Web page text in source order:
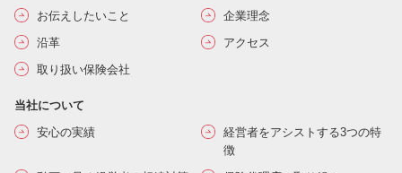
お伝えしたいこと
企業理念
沿革
アクセス
取り扱い保険会社
当社について
安心の実績
経営者をアシストする3つの特
徴